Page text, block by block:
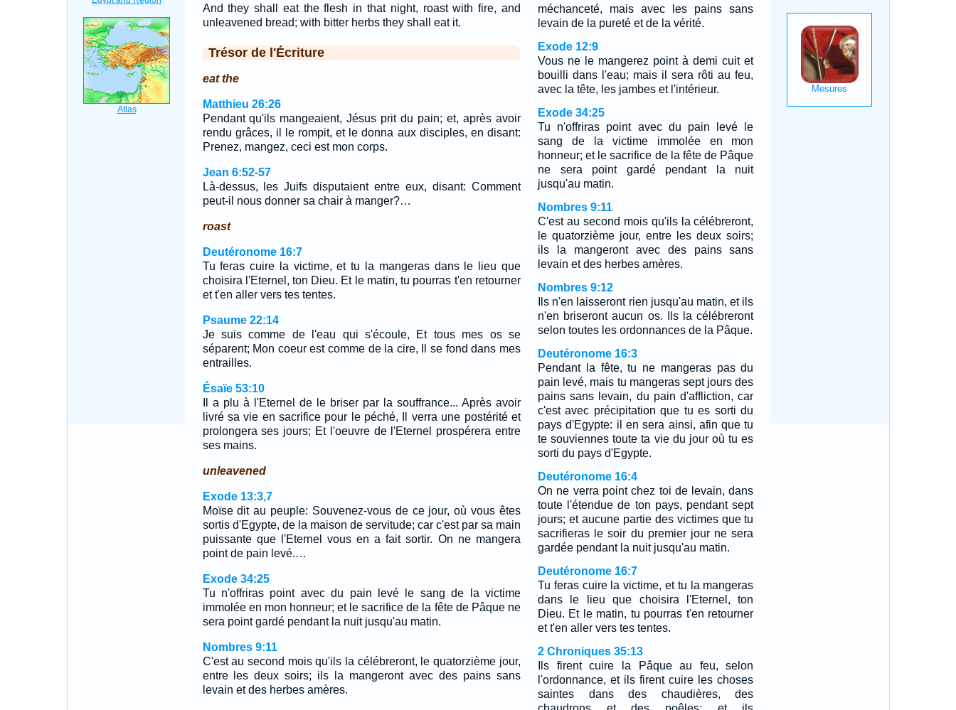
And they shall eat the flesh in that night, roast with fire, and
unleavened bread; with bitter herbs they shall eat it.
Trésor de l'Écriture
eat the
Matthieu 26:26
Pendant qu'ils mangeaient, Jésus prit du pain; et, après avoir
rendu grâces, il le rompit, et le donna aux disciples, en disant:
Prenez, mangez, ceci est mon corps.
Jean 6:52-57
Là-dessus, les Juifs disputaient entre eux, disant: Comment
peut-il nous donner sa chair à manger?…
roast
Deutéronome 16:7
Tu feras cuire la victime, et tu la mangeras dans le lieu que
choisira l'Eternel, ton Dieu. Et le matin, tu pourras t'en retourner
et t'en aller vers tes tentes.
Psaume 22:14
Je suis comme de l'eau qui s'écoule, Et tous mes os se
séparent; Mon coeur est comme de la cire, Il se fond dans mes
entrailles.
Ésaïe 53:10
Il a plu à l'Eternel de le briser par la souffrance... Après avoir
livré sa vie en sacrifice pour le péché, Il verra une postérité et
prolongera ses jours; Et l'oeuvre de l'Eternel prospérera entre
ses mains.
unleavened
Exode 13:3,7
Moïse dit au peuple: Souvenez-vous de ce jour, où vous êtes
sortis d'Egypte, de la maison de servitude; car c'est par sa main
puissante que l'Eternel vous en a fait sortir. On ne mangera
point de pain levé.…
Exode 34:25
Tu n'offriras point avec du pain levé le sang de la victime
immolée en mon honneur; et le sacrifice de la fête de Pâque ne
sera point gardé pendant la nuit jusqu'au matin.
Nombres 9:11
C'est au second mois qu'ils la célébreront, le quatorzième jour,
entre les deux soirs; ils la mangeront avec des pains sans
levain et des herbes amères.
méchanceté, mais avec les pains sans
levain de la pureté et de la vérité.
Exode 12:9
Vous ne le mangerez point à demi cuit et
bouilli dans l'eau; mais il sera rôti au feu,
avec la tête, les jambes et l'intérieur.
Exode 34:25
Tu n'offriras point avec du pain levé le
sang de la victime immolée en mon
honneur; et le sacrifice de la fête de Pâque
ne sera point gardé pendant la nuit
jusqu'au matin.
Nombres 9:11
C'est au second mois qu'ils la célébreront,
le quatorzième jour, entre les deux soirs;
ils la mangeront avec des pains sans
levain et des herbes amères.
Nombres 9:12
Ils n'en laisseront rien jusqu'au matin, et ils
n'en briseront aucun os. Ils la célébreront
selon toutes les ordonnances de la Pâque.
Deutéronome 16:3
Pendant la fête, tu ne mangeras pas du
pain levé, mais tu mangeras sept jours des
pains sans levain, du pain d'affliction, car
c'est avec précipitation que tu es sorti du
pays d'Egypte: il en sera ainsi, afin que tu
te souviennes toute ta vie du jour où tu es
sorti du pays d'Egypte.
Deutéronome 16:4
On ne verra point chez toi de levain, dans
toute l'étendue de ton pays, pendant sept
jours; et aucune partie des victimes que tu
sacrifieras le soir du premier jour ne sera
gardée pendant la nuit jusqu'au matin.
Deutéronome 16:7
Tu feras cuire la victime, et tu la mangeras
dans le lieu que choisira l'Eternel, ton
Dieu. Et le matin, tu pourras t'en retourner
et t'en aller vers tes tentes.
2 Chroniques 35:13
Ils firent cuire la Pâque au feu, selon
l'ordonnance, et ils firent cuire les choses
saintes dans des chaudières, des